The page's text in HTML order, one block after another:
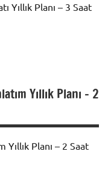
Yıllık Planı – 3 Saat
Yıllık Planı – 2
Yıllık Planı – 2 Saat